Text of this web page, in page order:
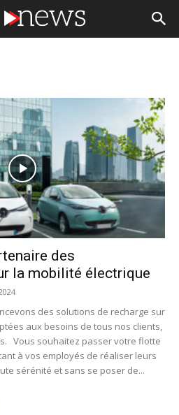
des
la mobilité électrique
des solutions de recharge sur
aux besoins de tous nos clients,
Vous souhaitez passer votre flotte
à vos employés de réaliser leurs
sérénité et sans se poser de...